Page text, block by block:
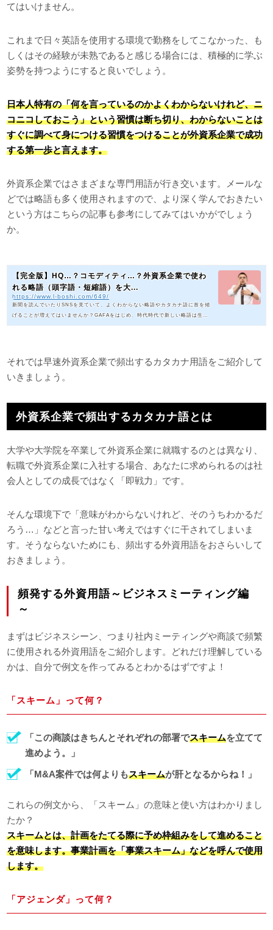
てはいけません。
これまで日々英語を使用する環境で勤務をしてこなかった、も
しくはその経験が未熟であると感じる場合には、積極的に学ぶ
姿勢を持つようにすると良いでしょう。
日本人特有の「何を言っているのかよくわからないけれど、ニ
コニコしておこう」という習慣は断ち切り、わからないことは
すぐに調べて身につける習慣をつけることが外資系企業で成功
する第一歩と言えます。
外資系企業ではさまざまな専門用語が行き交います。メールな
どでは略語も多く使用されますので、より深く学んでおきたい
という方はこちらの記事も参考にしてみてはいかがでしょう
か。
【完全版】HQ…？コモディティ…？外資系企業で使わ
れる略語（頭字語・短縮語）を大...
https://www.l-boshi.com/649/
新聞を読んでいたりSNSを見ていて、よくわからない略語やカタカナ語に首を傾
げることが増えてはいませんか？GAFAをはじめ、時代時代で新しい略語は生ま
れて消えていきますが、きちんと理解しておかないと「この人最近の経済や政治
るべきです。そういった背景も含め、この記事では今押さえておきたい略語・カ
タカナ語をご紹介します。まずは外資系企業とは？のところを知りたい方は...
それでは早速外資系企業で頻出するカタカナ用語をご紹介して
いきましょう。
外資系企業で頻出するカタカナ語とは
大学や大学院を卒業して外資系企業に就職するのとは異なり、
転職で外資系企業に入社する場合、あなたに求められるのは社
会人としての成長ではなく「即戦力」です。
そんな環境下で「意味がわからないけれど、そのうちわかるだ
ろう…」などと言った甘い考えではすぐに干されてしまいま
す。そうならないためにも、頻出する外資用語をおさらいして
おきましょう。
頻発する外資用語～ビジネスミーティング編
～
まずはビジネスシーン、つまり社内ミーティングや商談で頻繁
に使用される外資用語をご紹介します。どれだけ理解している
かは、自分で例文を作ってみるとわかるはずですよ！
「スキーム」って何？
「この商談はきちんとそれぞれの部署でスキームを立てて
進めよう。」
「M&A案件では何よりもスキームが肝となるからね！」
これらの例文から、「スキーム」の意味と使い方はわかりまし
たか？
スキームとは、計画をたてる際に予め枠組みをして進めること
を意味します。事業計画を「事業スキーム」などを呼んで使用
します。
「アジェンダ」って何？